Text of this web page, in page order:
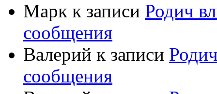
Марк к записи Родич
сообщения
Валерий к записи
сообщения